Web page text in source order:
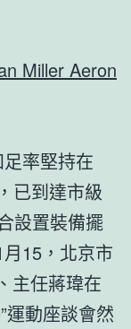
Miller Aeron
率堅持在
已到達市級
設置裝備擺
15，北京市
主任蔣瑋在
運動座談會然